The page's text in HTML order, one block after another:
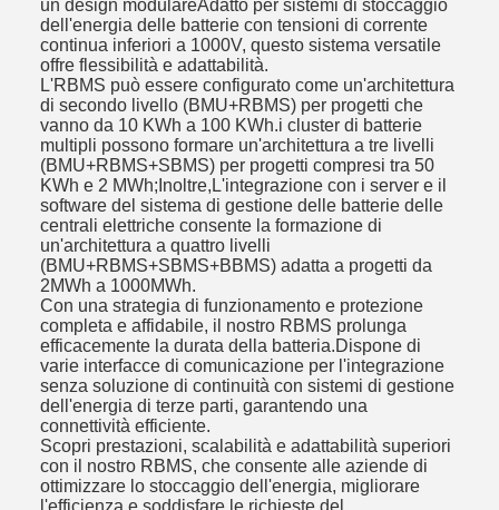
un design modulareAdatto per sistemi di stoccaggio
dell'energia delle batterie con tensioni di corrente
continua inferiori a 1000V, questo sistema versatile
offre flessibilità e adattabilità.
L'RBMS può essere configurato come un'architettura
di secondo livello (BMU+RBMS) per progetti che
vanno da 10 KWh a 100 KWh.i cluster di batterie
multipli possono formare un'architettura a tre livelli
(BMU+RBMS+SBMS) per progetti compresi tra 50
KWh e 2 MWh;Inoltre,L'integrazione con i server e il
software del sistema di gestione delle batterie delle
centrali elettriche consente la formazione di
un'architettura a quattro livelli
(BMU+RBMS+SBMS+BBMS) adatta a progetti da
2MWh a 1000MWh.
Con una strategia di funzionamento e protezione
completa e affidabile, il nostro RBMS prolunga
efficacemente la durata della batteria.Dispone di
varie interfacce di comunicazione per l'integrazione
senza soluzione di continuità con sistemi di gestione
dell'energia di terze parti, garantendo una
connettività efficiente.
Scopri prestazioni, scalabilità e adattabilità superiori
con il nostro RBMS, che consente alle aziende di
ottimizzare lo stoccaggio dell'energia, migliorare
l'efficienza e soddisfare le richieste del